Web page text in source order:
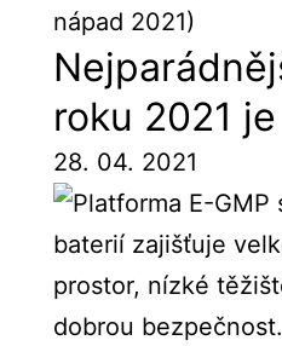
roku 2021
28. 04. 2021